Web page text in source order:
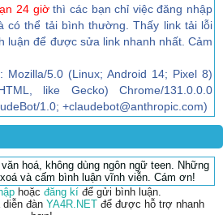
24 giờthì các bạn chỉ việc đăng nhập
có thể tải bình thường. Thấy link tải lỗi
luận để được sửa link nhanh nhất. Cảm
5.0 (Linux; Android 14; Pixel 8)
like Gecko) Chrome/131.0.0.0
1.0; +claudebot@anthropic.com)
hoá, không dùng ngôn ngữ teen. Những
và cấm bình luận vĩnh viễn. Cám ơn!
hoặc đăng kí để gửi bình luận.
đàn YA4R.NETđể được hỗ trợ nhanh